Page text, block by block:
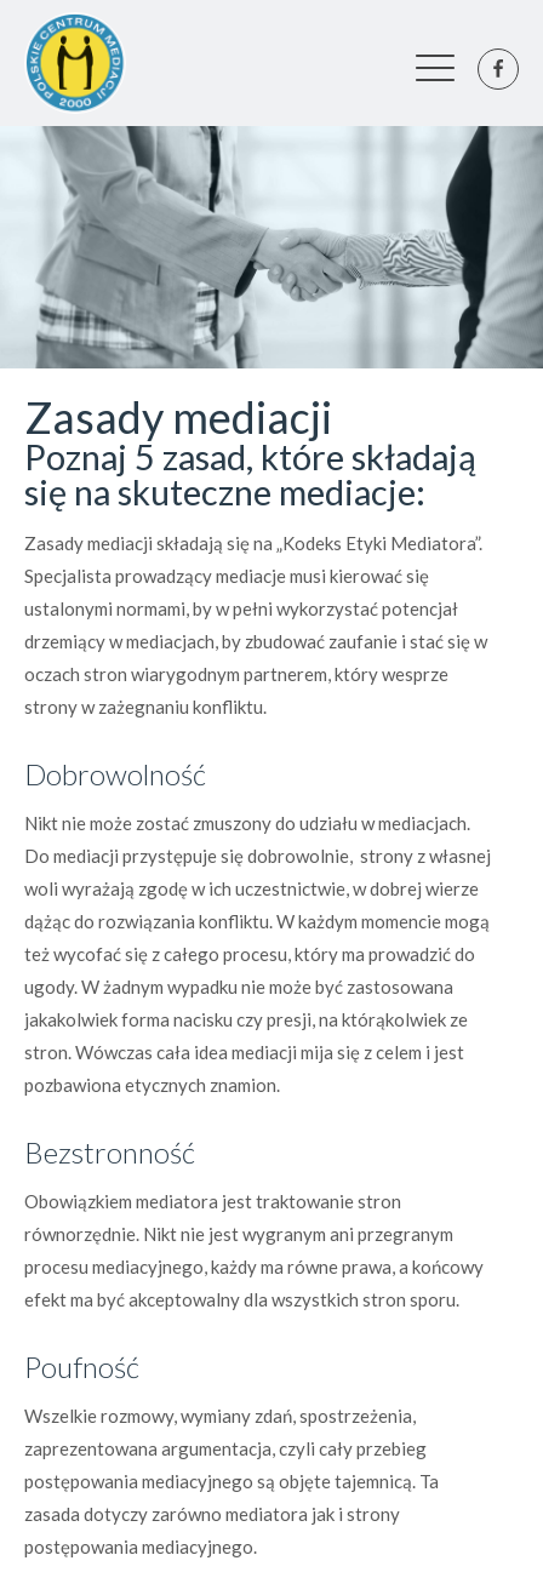
Zasady mediacji
Poznaj 5 zasad, które składają
się na skuteczne mediacje:
Zasady mediacji składają się na „Kodeks Etyki Mediatora”.
Specjalista prowadzący mediacje musi kierować się
ustalonymi normami, by w pełni wykorzystać potencjał
drzemiący w mediacjach, by zbudować zaufanie i stać się w
oczach stron wiarygodnym partnerem, który wesprze
strony w zażegnaniu konfliktu.
Dobrowolność
Nikt nie może zostać zmuszony do udziału w mediacjach.
Do mediacji przystępuje się dobrowolnie, strony z własnej
woli wyrażają zgodę w ich uczestnictwie, w dobrej wierze
dążąc do rozwiązania konfliktu. W każdym momencie mogą
też wycofać się z całego procesu, który ma prowadzić do
ugody. W żadnym wypadku nie może być zastosowana
jakakolwiek forma nacisku czy presji, na którąkolwiek ze
stron. Wówczas cała idea mediacji mija się z celem i jest
pozbawiona etycznych znamion.
Bezstronność
Obowiązkiem mediatora jest traktowanie stron
równorzędnie. Nikt nie jest wygranym ani przegranym
procesu mediacyjnego, każdy ma równe prawa, a końcowy
efekt ma być akceptowalny dla wszystkich stron sporu.
Poufność
Wszelkie rozmowy, wymiany zdań, spostrzeżenia,
zaprezentowana argumentacja, czyli cały przebieg
postępowania mediacyjnego są objęte tajemnicą. Ta
zasada dotyczy zarówno mediatora jak i strony
postępowania mediacyjnego.